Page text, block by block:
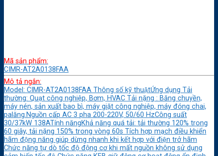
Mã sản phẩm:
CIMR-AT2A0138FAA
Mô tả ngắn:
Model: CIMR-AT2A0138FAA Thông số kỹ thuậtỨng dụng Tải
thường: Quạt công nghiệp, Bơm, HVAC Tải nặng : Băng chuyền,
máy nén, sản xuất bao bì, máy giặt công nghiệp, máy đóng chai,
palăng.Nguồn cấp AC 3 pha 200-220V, 50/60 HzCông suất
30/37kW 138ATính năngKhả năng quá tải: tải thường 120% trong
60 giây, tải nặng 150% trong vòng 60s Tích hợp mạch điều khiển
hãm động năng giúp dừng nhanh khi kết hợp với điện trở hãm
Chức năng tự dò tốc độ động cơ khi mất nguồn không sử dụng